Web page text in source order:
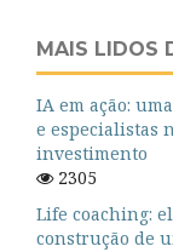
MAIS LIDOS
IA em ação:
e especialistas
investimento
2305
Life coaching:
construção de